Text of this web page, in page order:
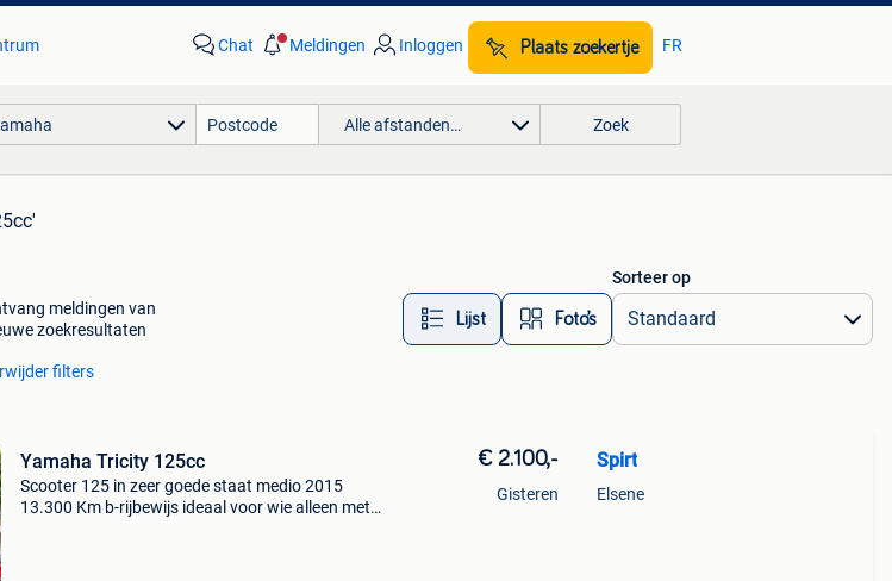
Chat Meldingen Inloggen Plaats zoekertje FR
Alle afstanden… Zoek
meldingen van
zoekresultaten
Lijst Foto’s
Sorteer op
filters
Yamaha Tricity 125cc
Scooter 125 in zeer goede staat medio 2015
13.300 Km b-rijbewijs ideaal voor wie alleen met
€ 2.100,-
Gisteren
Spirt
Elsene